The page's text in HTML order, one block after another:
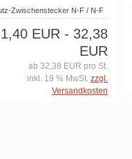
Zwischenstecker N-F / N-F
EUR - 32,38
EUR
ab 32,38 EUR pro St.
inkl. 19 % MwSt. zzgl.
Versandkosten